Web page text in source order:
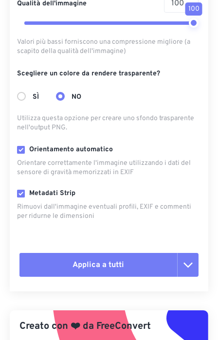
Qualità dell'immagine
100
Valori più bassi forniscono una compressione migliore (a
scapito della qualità dell'immagine)
Scegliere un colore da rendere trasparente?
SÌ NO
Utilizza questa opzione per creare uno sfondo trasparente
nell'output PNG.
Orientamento automatico
Orientare correttamente l'immagine utilizzando i dati del
sensore di gravità memorizzati in EXIF
Metadati Strip
Rimuovi dall'immagine eventuali profili, EXIF ​​e commenti
per ridurne le dimensioni
Applica a tutti
Applica da preimpostazione
Salva come predefinito
Creato con ❤️ da FreeConvert